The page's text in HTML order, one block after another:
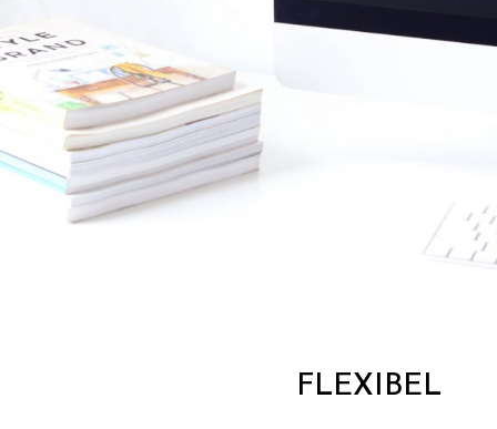
FLEXIBEL